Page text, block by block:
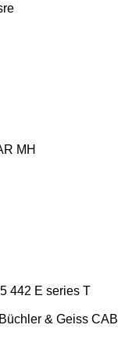
MH
442 E series T
Büchler & Geiss CAB